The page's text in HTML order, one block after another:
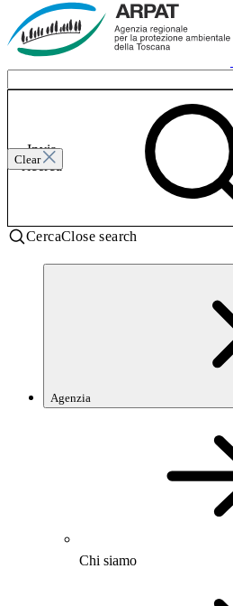
Clear
Invia
ricerca
CercaClose search
Agenzia
Chi siamo